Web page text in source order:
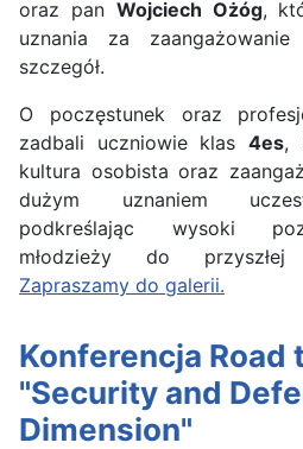
oraz pan Wojciech Ożóg,
uznania za
szczegół.
O poczęstunek oraz
zadbali uczniowie klas 4es,
kultura osobista oraz
dużym uznaniem
podkreślając wysoki
młodzieży do
Zapraszamy do galerii.
Konferencja Road
"Security and
Dimension"